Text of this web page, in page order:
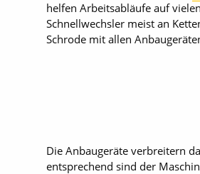
helfen Arbeitsabläufe auf
Schnellwechsler meist an
Schrode mit allen
Die Anbaugeräte verbreitern
entsprechend sind der